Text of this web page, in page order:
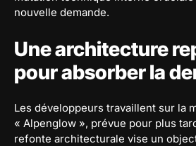
nouvelle demande.
Une architecture
pour absorber la
Les développeurs travaillent sur la
« Alpenglow », prévue pour plus
refonte architecturale vise un